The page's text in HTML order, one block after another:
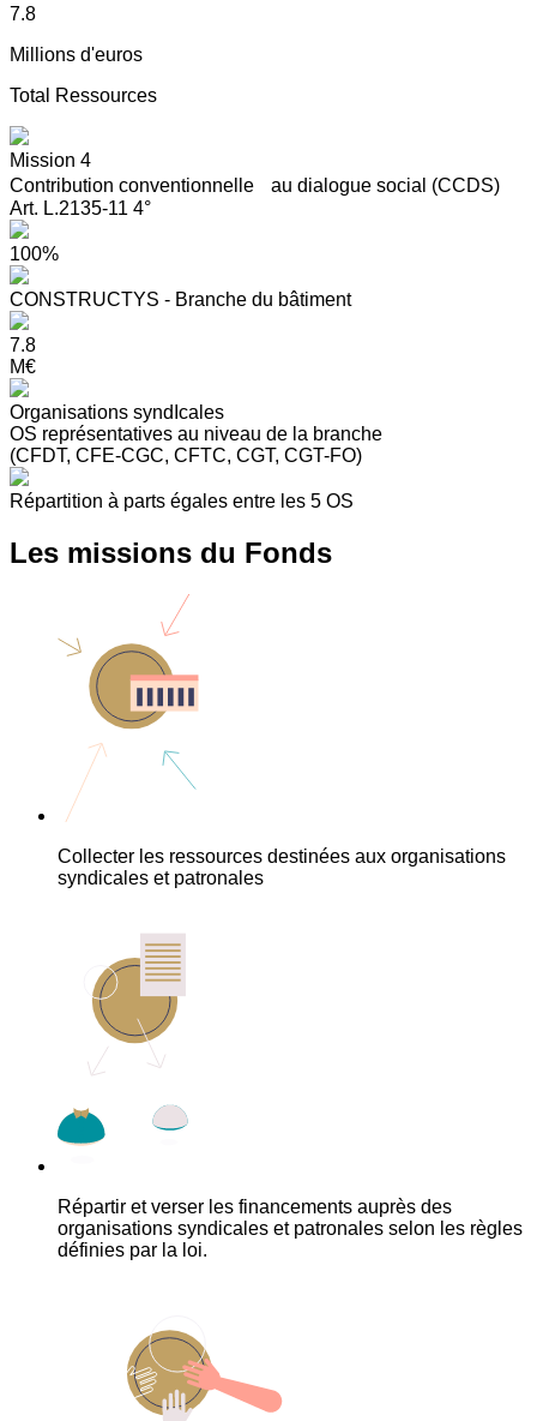
7.8
Millions d'euros
Total Ressources
Mission 4
Contribution conventionnelle au dialogue social (CCDS)
Art. L.2135-11 4°
100%
CONSTRUCTYS - Branche du bâtiment
7.8
M€
Organisations syndIcales
OS représentatives au niveau de la branche
(CFDT, CFE-CGC, CFTC, CGT, CGT-FO)
Répartition à parts égales entre les 5 OS
Les missions du Fonds
Collecter les ressources destinées aux organisations
syndicales et patronales
Répartir et verser les financements auprès des
organisations syndicales et patronales selon les règles
définies par la loi.